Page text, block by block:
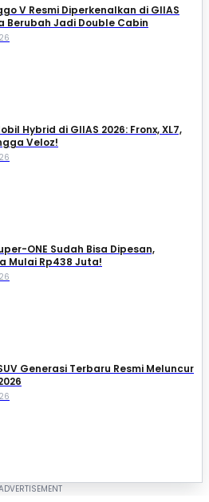
V Resmi Diperkenalkan di GIIAS
Berubah Jadi Double Cabin
Hybrid di GIIAS 2026: Fronx, XL7,
Veloz!
ONE Sudah Bisa Dipesan,
Mulai Rp438 Juta!
Generasi Terbaru Resmi Meluncur